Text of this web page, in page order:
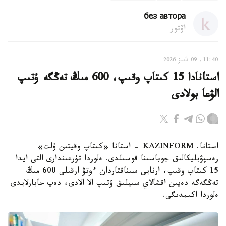
без автора
اۆتور
11:40, 09 تامىز 2026
استانادا 15 كىتاپ وقىپ، 600 مىڭ تەڭگە ۇتىپ
الۋعا بولادى
استانا. KAZINFORM - استانا «كىتاپ وقيتىن ۇلت»
رەسپۋبليكالىق جوباسىنا قوسىلدى. ەلوردا تۇرعىندارى التى ايدا
15 كىتاپ وقىپ، ارنايى سىناقتاردان ءوتۋ ارقىلى 600 مىڭ
تەڭگەگە دەيىن اقشالاي سىيلىق ۇتىپ الا الادى، دەپ حابارلايدى
ەلوردا اكىمدىگى.